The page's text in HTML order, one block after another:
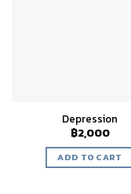
Depression
฿2,000
ADD TO CART